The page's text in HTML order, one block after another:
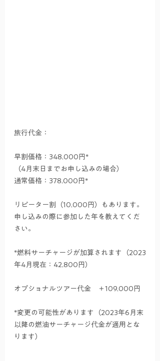
旅行代金：
早割価格：348,000円*
（4月末日までお申し込みの場合）
通常価格：378,000円*
リピーター割（10,000円）もあります。
申し込みの際に参加した年を教えてくだ
さい。
*燃料サーチャージが加算されます（2023
年4月現在：42,800円）
オプショナルツアー代金　＋109,000円
*変更の可能性があります（2023年6月末
以降の燃油サーチャージ代金が適用とな
ります）